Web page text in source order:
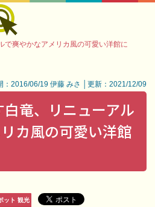
で爽やかなアメリカ風の可愛い洋館に
：2016/06/19 伊藤 みさ │更新：2021/12/09
竜、リニューアル
カ風の可愛い洋館
ット 観光